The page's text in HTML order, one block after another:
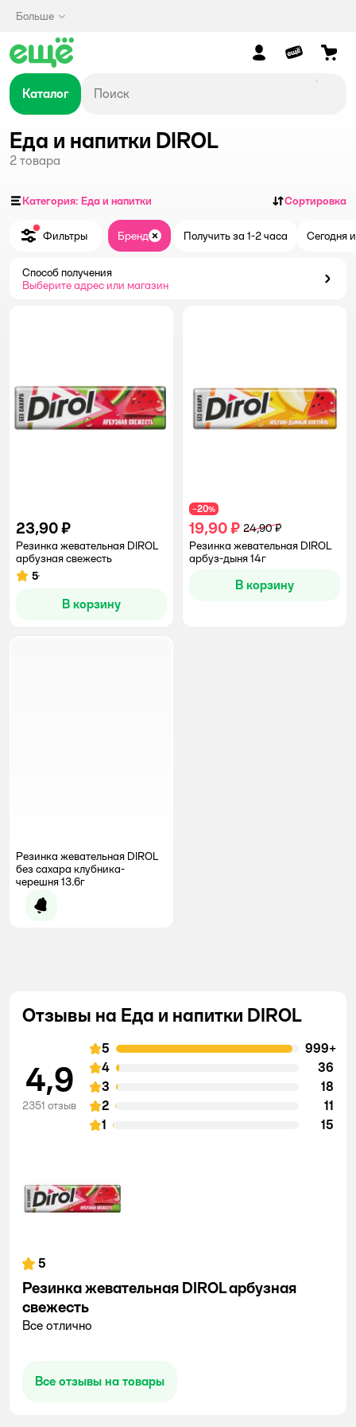
Больше
Каталог
Еда и напитки DIROL
2 товара
Категория: Еда и напитки Сортировка
Фильтры Бренд ЗакрытьПолучить за 1-2 часа Сегодня
Способ получения
Выберите адрес или магазин
23,90 ₽
Резинка жевательная DIROL
арбузная свежесть
Рейтинг:
5
В корзину
−20%
19,90 ₽ 24,90 ₽
Резинка жевательная DIROL
арбуз-дыня 14г
В корзину
Резинка жевательная DIROL
без сахара клубника-
черешня 13.6г
Уведомить о появлении
Отзывы на Еда и напитки DIROL
4,9
2351 отзыв
5
999+
4
36
3
18
2
11
1
15
5
Резинка жевательная DIROL арбузная
свежесть
Все отлично
Все отзывы на товары